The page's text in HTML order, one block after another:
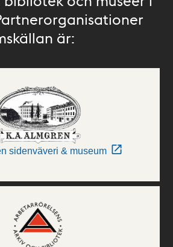
är:
sidenväveri & museum